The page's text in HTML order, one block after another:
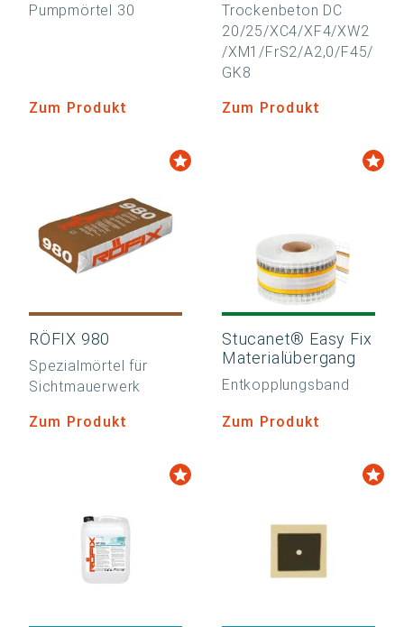
Pumpmörtel 30
Zum Produkt
Trockenbeton DC
20/25/XC4/XF4/XW2
/XM1/FrS2/A2,0/F45/
GK8
Zum Produkt
RÖFIX 980
Spezialmörtel für
Sichtmauerwerk
Zum Produkt
Stucanet® Easy Fix
Materialübergang
Entkopplungsband
Zum Produkt